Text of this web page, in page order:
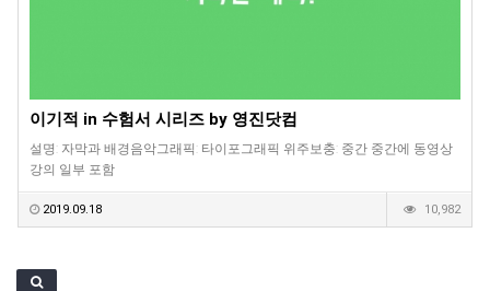
이기적 in 수험서 시리즈 by 영진닷컴
설명: 자막과 배경음악그래픽: 타이포그래픽 위주보충: 중간 중간에 동영상
강의 일부 포함
2019.09.18 10,982